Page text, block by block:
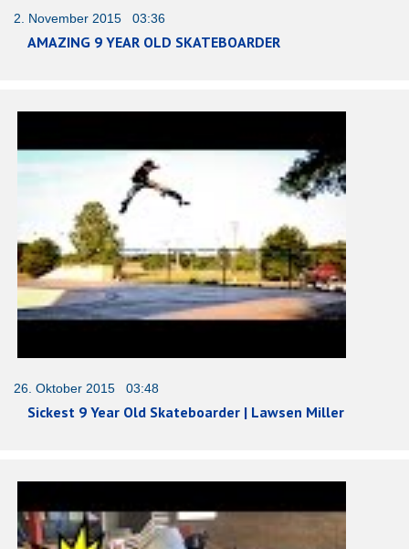
2. November 2015 03:36
AMAZING 9 YEAR OLD SKATEBOARDER
26. Oktober 2015 03:48
Sickest 9 Year Old Skateboarder | Lawsen Miller